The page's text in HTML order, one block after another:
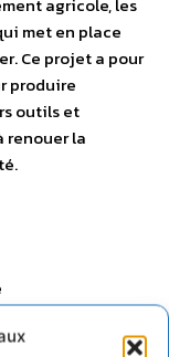
met en place
Ce projet a pour
produire
outils et
renouer la